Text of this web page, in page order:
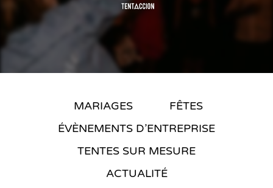
MARIAGES
FÊTES
ÉVÈNEMENTS D’ENTREPRISE
TENTES SUR MESURE
ACTUALITÉ